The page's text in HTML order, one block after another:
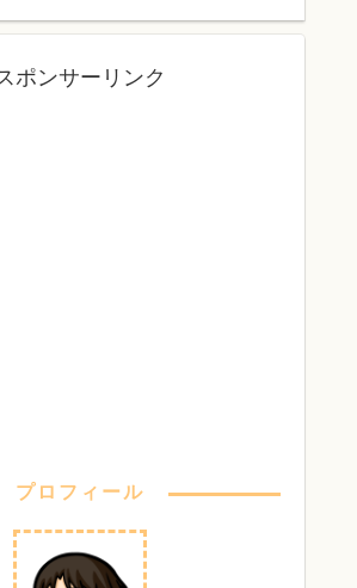
ポンサーリンク
プロフィール